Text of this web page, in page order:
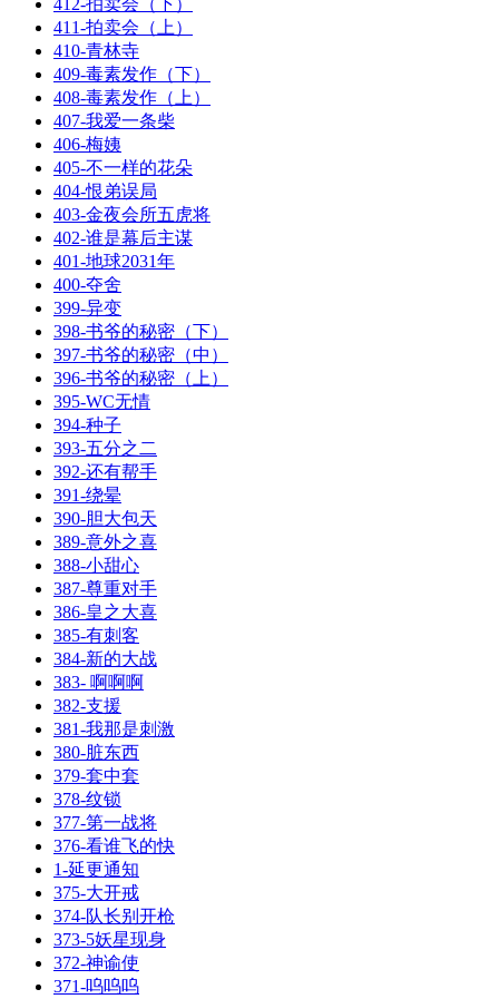
412-拍卖会（下）
411-拍卖会（上）
410-青林寺
409-毒素发作（下）
408-毒素发作（上）
407-我爱一条柴
406-梅姨
405-不一样的花朵
404-恨弟误局
403-金夜会所五虎将
402-谁是幕后主谋
401-地球2031年
400-夺舍
399-异变
398-书爷的秘密（下）
397-书爷的秘密（中）
396-书爷的秘密（上）
395-WC无情
394-种子
393-五分之二
392-还有帮手
391-绕晕
390-胆大包天
389-意外之喜
388-小甜心
387-尊重对手
386-皇之大喜
385-有刺客
384-新的大战
383- 啊啊啊
382-支援
381-我那是刺激
380-脏东西
379-套中套
378-纹锁
377-第一战将
376-看谁飞的快
1-延更通知
375-大开戒
374-队长别开枪
373-5妖星现身
372-神谕使
371-呜呜呜